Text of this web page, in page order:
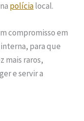
polícialocal.
compromisso em
para que
mais raros,
e servir a